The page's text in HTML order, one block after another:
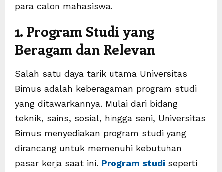
para calon mahasiswa.
1. Program Studi yang
Beragam dan Relevan
Salah satu daya tarik utama Universitas
Bimus adalah keberagaman program studi
yang ditawarkannya. Mulai dari bidang
teknik, sains, sosial, hingga seni, Universitas
Bimus menyediakan program studi yang
dirancang untuk memenuhi kebutuhan
pasar kerja saat ini. Program studi seperti